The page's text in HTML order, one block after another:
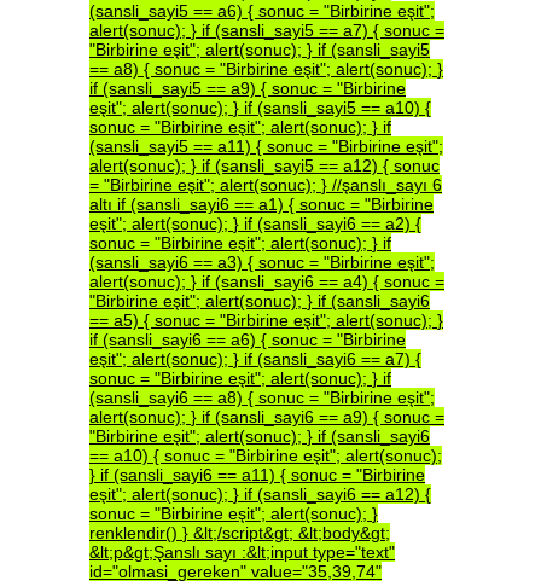
(sansli_sayi5 == a6) { sonuc = "Birbirine eşit";
alert(sonuc); } if (sansli_sayi5 == a7) { sonuc =
"Birbirine eşit"; alert(sonuc); } if (sansli_sayi5
== a8) { sonuc = "Birbirine eşit"; alert(sonuc); }
if (sansli_sayi5 == a9) { sonuc = "Birbirine
eşit"; alert(sonuc); } if (sansli_sayi5 == a10) {
sonuc = "Birbirine eşit"; alert(sonuc); } if
(sansli_sayi5 == a11) { sonuc = "Birbirine eşit";
alert(sonuc); } if (sansli_sayi5 == a12) { sonuc
= "Birbirine eşit"; alert(sonuc); } //şanslı_sayı 6
altı if (sansli_sayi6 == a1) { sonuc = "Birbirine
eşit"; alert(sonuc); } if (sansli_sayi6 == a2) {
sonuc = "Birbirine eşit"; alert(sonuc); } if
(sansli_sayi6 == a3) { sonuc = "Birbirine eşit";
alert(sonuc); } if (sansli_sayi6 == a4) { sonuc =
"Birbirine eşit"; alert(sonuc); } if (sansli_sayi6
== a5) { sonuc = "Birbirine eşit"; alert(sonuc); }
if (sansli_sayi6 == a6) { sonuc = "Birbirine
eşit"; alert(sonuc); } if (sansli_sayi6 == a7) {
sonuc = "Birbirine eşit"; alert(sonuc); } if
(sansli_sayi6 == a8) { sonuc = "Birbirine eşit";
alert(sonuc); } if (sansli_sayi6 == a9) { sonuc =
"Birbirine eşit"; alert(sonuc); } if (sansli_sayi6
== a10) { sonuc = "Birbirine eşit"; alert(sonuc);
} if (sansli_sayi6 == a11) { sonuc = "Birbirine
eşit"; alert(sonuc); } if (sansli_sayi6 == a12) {
sonuc = "Birbirine eşit"; alert(sonuc); }
renklendir() } &lt;/script&gt; &lt;body&gt;
&lt;p&gt;Şanslı sayı :&lt;input type="text"
id="olmasi_gereken" value="35,39,74"